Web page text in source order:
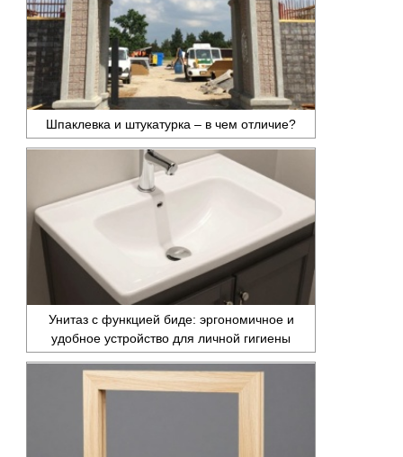
Шпаклевка и штукатурка – в чем отличие?
Унитаз с функцией биде: эргономичное и
удобное устройство для личной гигиены